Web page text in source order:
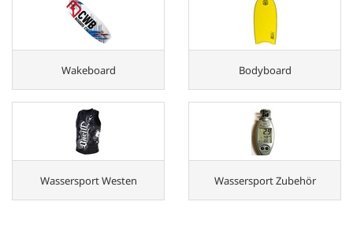
Wakeboard Bodyboard
Wassersport Westen Wassersport Zubehör